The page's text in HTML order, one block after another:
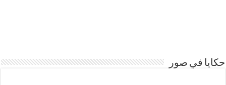
حكايا في صور